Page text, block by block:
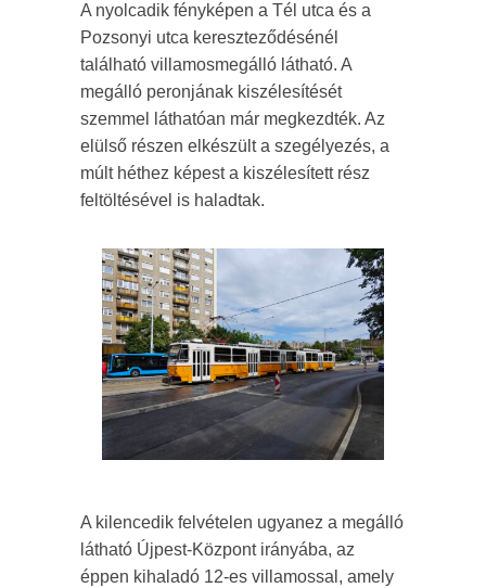
A nyolcadik fényképen a Tél utca és a
Pozsonyi utca kereszteződésénél
található villamosmegálló látható. A
megálló peronjának kiszélesítését
szemmel láthatóan már megkezdték. Az
elülső részen elkészült a szegélyezés, a
múlt héthez képest a kiszélesített rész
feltöltésével is haladtak.
A kilencedik felvételen ugyanez a megálló
látható Újpest-Központ irányába, az
éppen kihaladó 12-es villamossal, amely